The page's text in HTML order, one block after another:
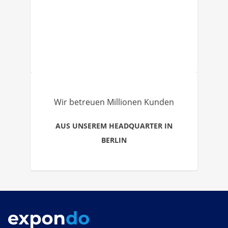
Wir betreuen Millionen Kunden
AUS UNSEREM HEADQUARTER IN
BERLIN